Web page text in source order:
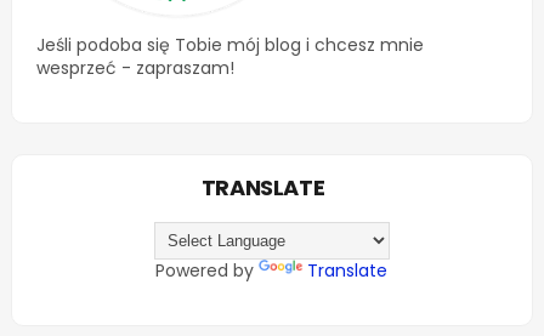
Jeśli podoba się Tobie mój blog i chcesz mnie
wesprzeć - zapraszam!
TRANSLATE
Powered by Translate